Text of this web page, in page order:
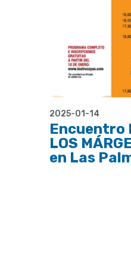
2025-01-14
Encuentro
LOS
en Las